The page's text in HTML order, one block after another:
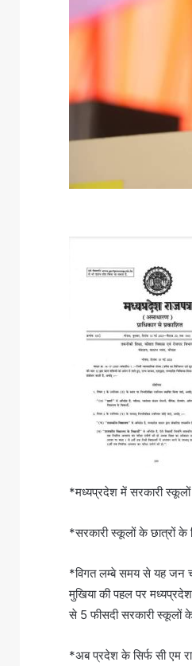
*मध्यप्रदेश में सरकारी स्कूलों
*सरकारी स्कूलों के छात्रों के
*विगत लम्बे समय से यह जन
मुखिया की पहल पर
से 5 फीसदी सरकारी स्कूलों
*अब प्रदेश के सिर्फ सी एम